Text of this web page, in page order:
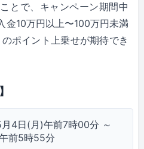
とで、キャンペーン期間中
金10万円以上〜100万円未満
ポイント上乗せが期待でき
4日(月)午前7時00分 ～
前5時55分